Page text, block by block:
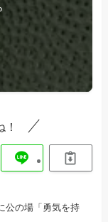
公の場「勇気を持